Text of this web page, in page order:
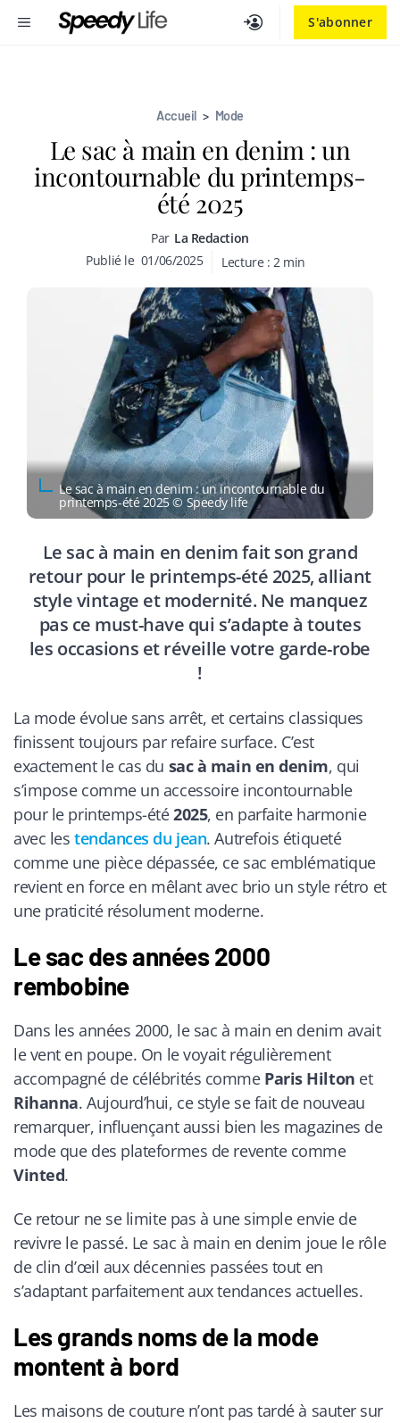
S'abonner
MENU
Accueil > Mode
Le sac à main en denim : un
incontournable du printemps-
été 2025
Par La Redaction
Publié le 01/06/2025 Lecture : 2 min
Le sac à main en denim : un incontournable du
printemps-été 2025 © Speedy life
Le sac à main en denim fait son grand
retour pour le printemps-été 2025, alliant
style vintage et modernité. Ne manquez
pas ce must-have qui s’adapte à toutes
les occasions et réveille votre garde-robe
!
La mode évolue sans arrêt, et certains classiques
finissent toujours par refaire surface. C’est
exactement le cas du sac à main en denim, qui
s’impose comme un accessoire incontournable
pour le printemps-été2025, en parfaite harmonie
avec les tendances du jean. Autrefois étiqueté
comme une pièce dépassée, ce sac emblématique
revient en force en mêlant avec brio un style rétro et
une praticité résolument moderne.
Le sac des années 2000
rembobine
Dans les années 2000, le sac à main en denim avait
le vent en poupe. On le voyait régulièrement
accompagné de célébrités comme Paris Hilton et
Rihanna. Aujourd’hui, ce style se fait de nouveau
remarquer, influençant aussi bien les magazines de
mode que des plateformes de revente comme
Vinted.
Ce retour ne se limite pas à une simple envie de
revivre le passé. Le sac à main en denim joue le rôle
de clin d’œil aux décennies passées tout en
s’adaptant parfaitement aux tendances actuelles.
Les grands noms de la mode
montent à bord
Les maisons de couture n’ont pas tardé à sauter sur